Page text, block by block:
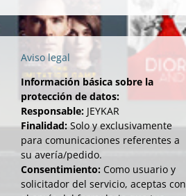
Aviso legal
Información básica sobre la
protección de datos:
Responsable: JEYKAR
Finalidad:Solo y exclusivamente
para comunicaciones referentes a
su avería/pedido.
Consentimiento: Como usuario y
solicitador del servicio, aceptas con